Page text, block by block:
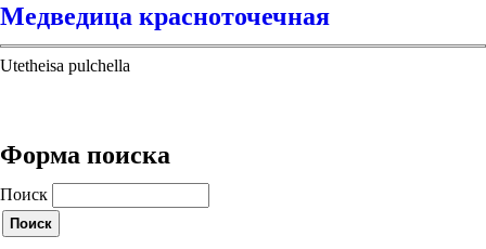
Медведица красноточечная
Utetheisa pulchella
Форма поиска
Поиск